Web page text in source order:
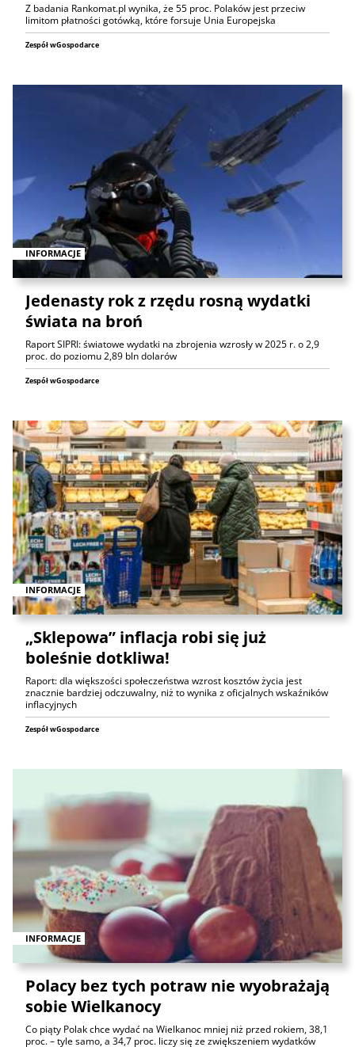
Z badania Rankomat.pl wynika, że 55 proc. Polaków jest przeciw
limitom płatności gotówką, które forsuje Unia Europejska
Zespół wGospodarce
INFORMACJE
Jedenasty rok z rzędu rosną wydatki
świata na broń
Raport SIPRI: światowe wydatki na zbrojenia wzrosły w 2025 r. o 2,9
proc. do poziomu 2,89 bln dolarów
Zespół wGospodarce
INFORMACJE
„Sklepowa” inflacja robi się już
boleśnie dotkliwa!
Raport: dla większości społeczeństwa wzrost kosztów życia jest
znacznie bardziej odczuwalny, niż to wynika z oficjalnych wskaźników
inflacyjnych
Zespół wGospodarce
INFORMACJE
Polacy bez tych potraw nie wyobrażają
sobie Wielkanocy
Co piąty Polak chce wydać na Wielkanoc mniej niż przed rokiem, 38,1
proc. – tyle samo, a 34,7 proc. liczy się ze zwiększeniem wydatków